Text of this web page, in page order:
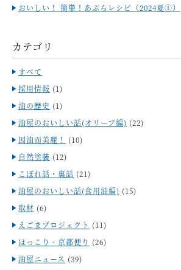
おいしい！ 簡単！あぶらレシピ（2024夏①）
カテゴリ
すべて
採用情報 (1)
油の歴史 (1)
油屋のおいしい話(オリーブ編) (22)
因油而美麗！
(10)
自然塗装 (12)
こぼれ話・裏話 (21)
油屋のおいしい話(食用油編) (15)
取材 (6)
えごまプロジェクト (11)
ほっこり、京都便り (26)
油屋ニュース (39)